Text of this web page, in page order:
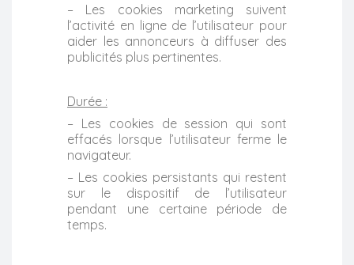
– Les cookies marketing suivent
l’activité en ligne de l’utilisateur pour
aider les annonceurs à diffuser des
publicités plus pertinentes.
Durée :
– Les cookies de session qui sont
effacés lorsque l’utilisateur ferme le
navigateur.
– Les cookies persistants qui restent
sur le dispositif de l’utilisateur
pendant une certaine période de
temps.